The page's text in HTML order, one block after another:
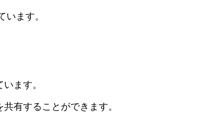
います。
ます。
共有する ことができます。